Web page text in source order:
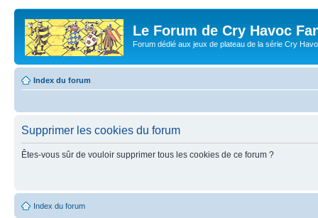
Le Forum de Cry Havoc
Forum dédié aux jeux de plateau de la série Cry
Index du forum
Supprimer les cookies du forum
Êtes-vous sûr de vouloir supprimer tous les cookies de ce forum ?
Index du forum